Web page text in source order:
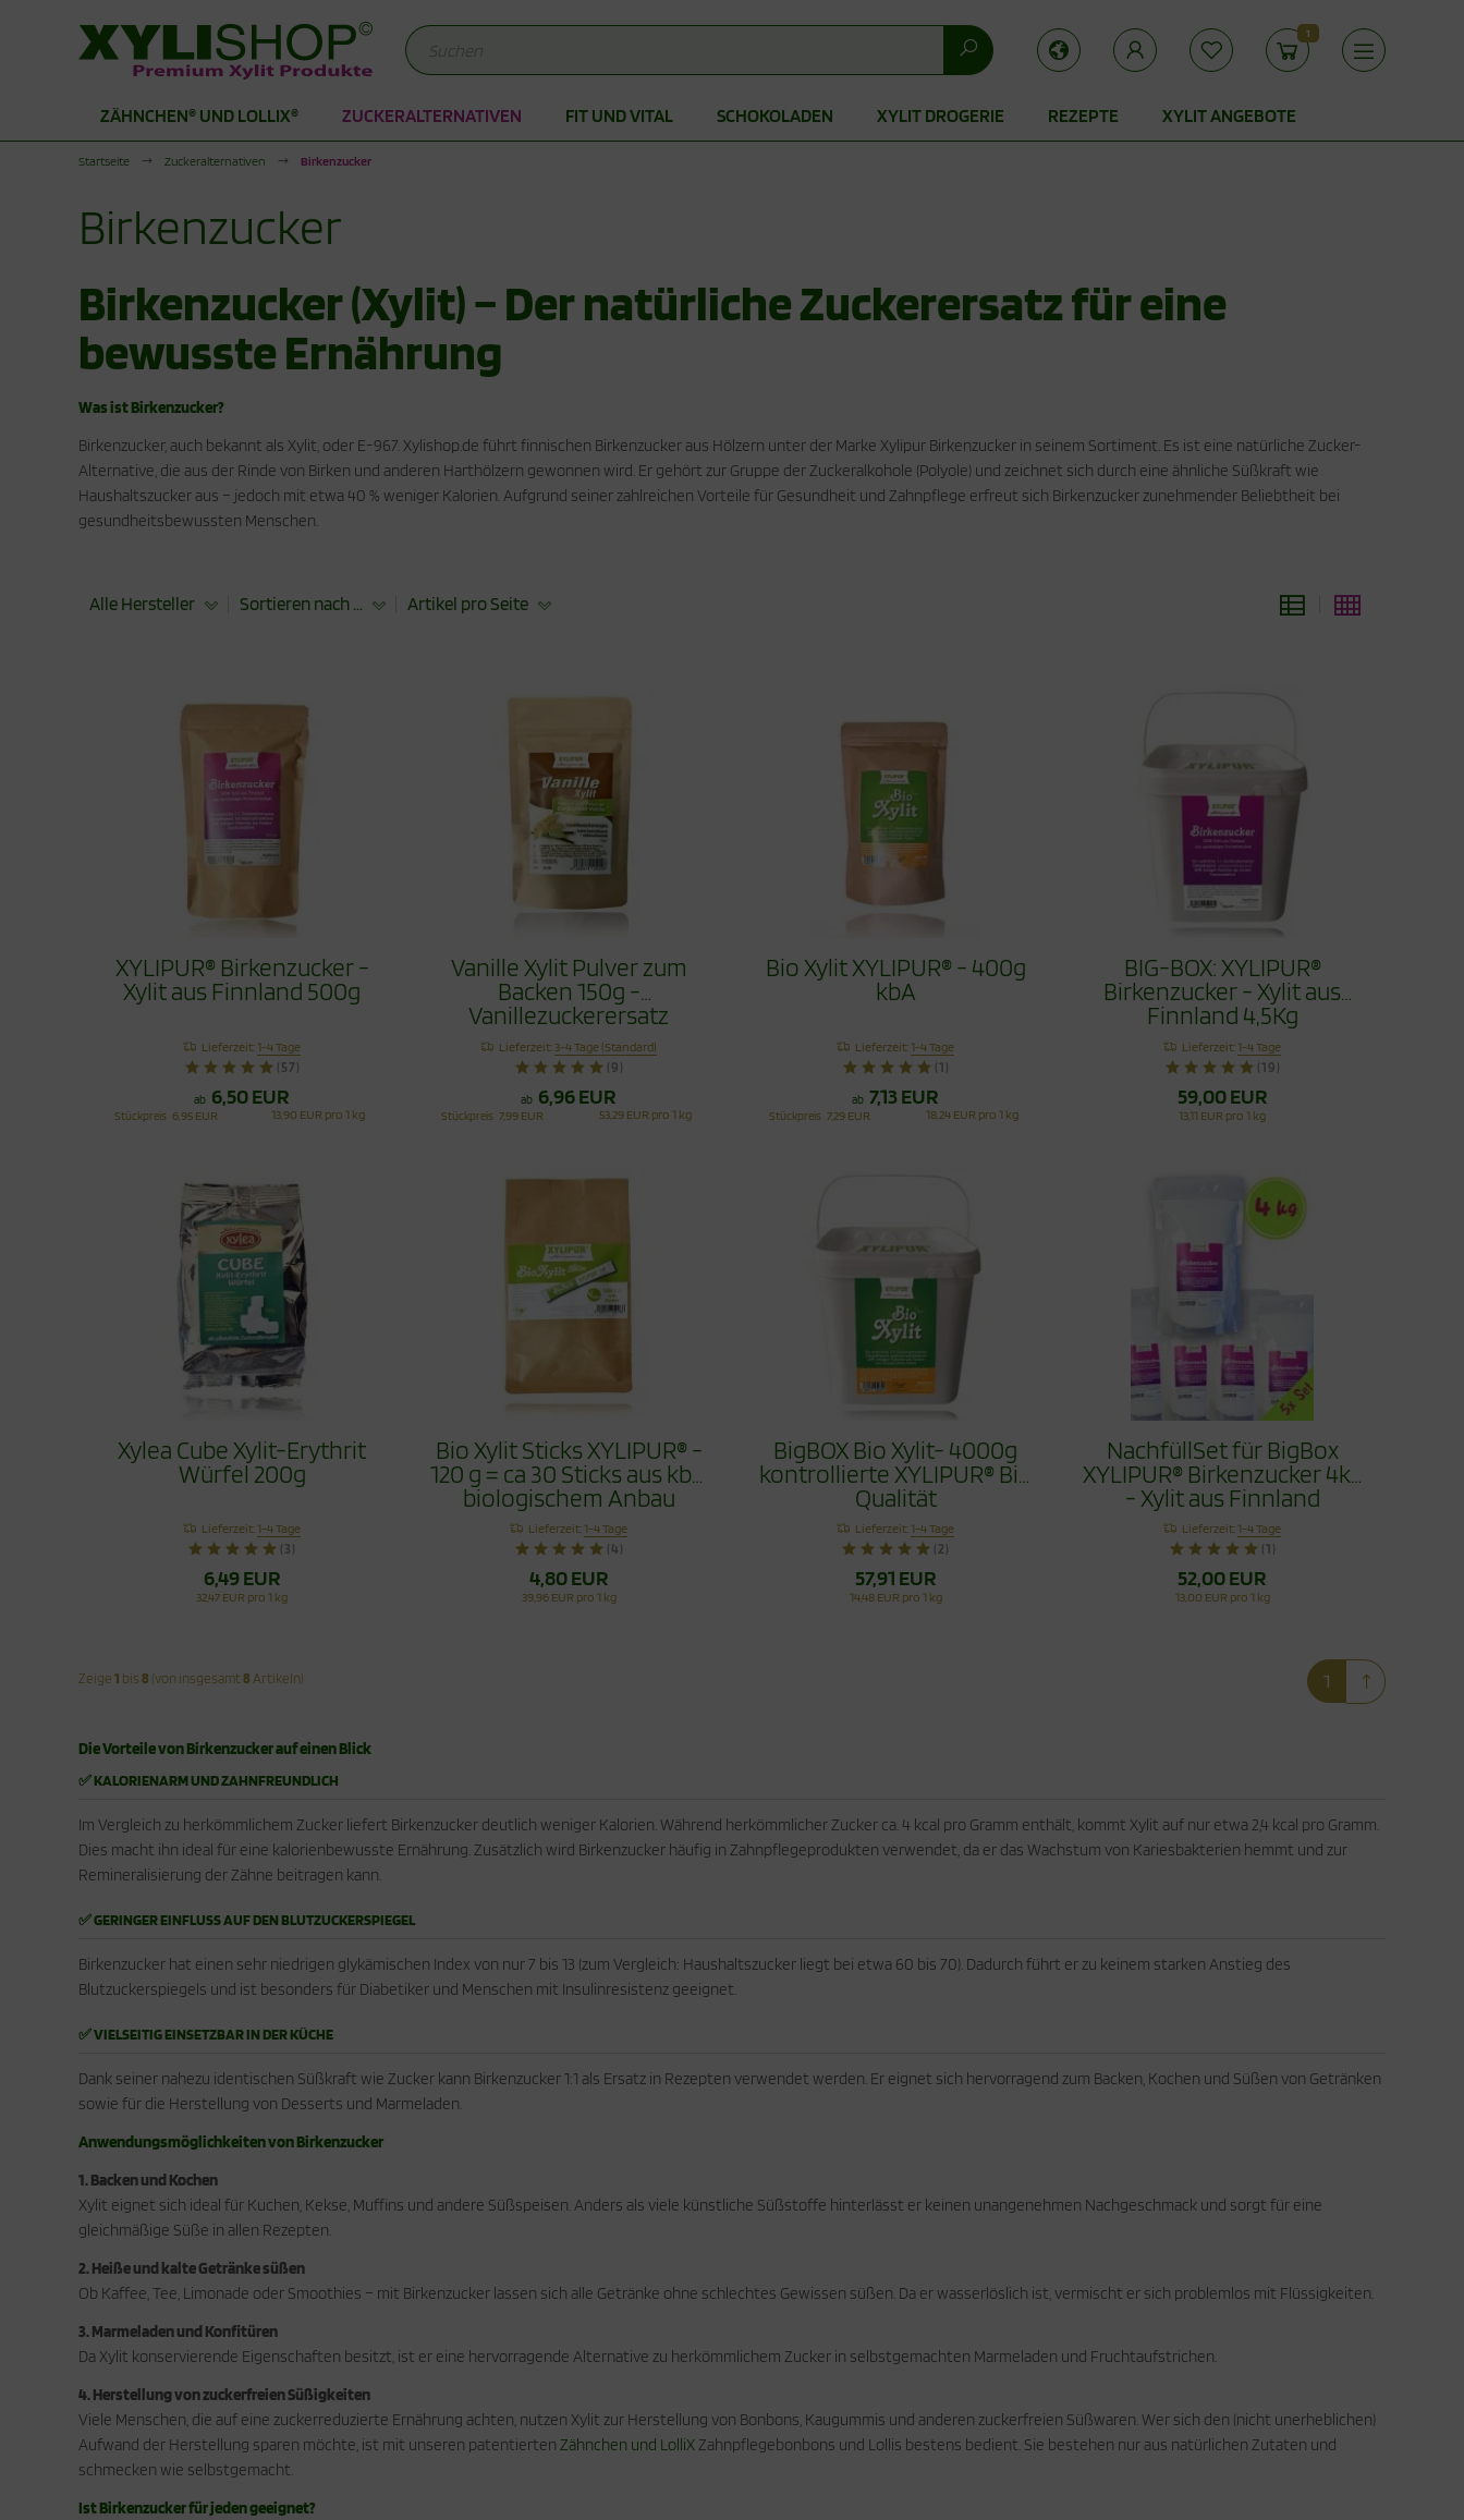
1
ZÄHNCHEN® UND LOLLIX® ZUCKERALTERNATIVEN FIT UND VITAL SCHOKOLADEN XYLIT DROGERIE REZEPTE XYLIT ANGEBOTE
Startseite Zuckeralternativen Birkenzucker
Birkenzucker
Birkenzucker (Xylit) – Der natürliche Zuckerersatz für eine
bewusste Ernährung
Was ist Birkenzucker?
Birkenzucker, auch bekannt als Xylit, oder E-967. Xylishop.de führt finnischen Birkenzucker aus Hölzern unter der Marke Xylipur Birkenzucker in seinem Sortiment. Es ist eine natürliche Zucker-
Alternative, die aus der Rinde von Birken und anderen Harthölzern gewonnen wird. Er gehört zur Gruppe der Zuckeralkohole (Polyole) und zeichnet sich durch eine ähnliche Süßkraft wie
Haushaltszucker aus – jedoch mit etwa 40 % weniger Kalorien. Aufgrund seiner zahlreichen Vorteile für Gesundheit und Zahnpflege erfreut sich Birkenzucker zunehmender Beliebtheit bei
gesundheitsbewussten Menschen.
Alle Hersteller Sortieren nach ... Artikel pro Seite
XYLIPUR® Birkenzucker -
Xylit aus Finnland 500g
Lieferzeit:1-4 Tage
(57)
ab 6,50 EUR
Stückpreis 6,95 EUR 13,90 EUR pro 1 kg
Vanille Xylit Pulver zum
Backen 150g -
Vanillezuckerersatz
Lieferzeit: 3-4 Tage (Standard)
(9)
ab 6,96 EUR
Stückpreis 7,99 EUR 53,29 EUR pro 1 kg
Bio Xylit XYLIPUR® - 400g
kbA
Lieferzeit:1-4 Tage
(1)
ab 7,13 EUR
Stückpreis 7,29 EUR 18,24 EUR pro 1 kg
BIG-BOX: XYLIPUR®
Birkenzucker - Xylit aus
Finnland 4,5Kg
Lieferzeit:1-4 Tage
(19)
59,00 EUR
13,11 EUR pro 1 kg
Xylea Cube Xylit-Erythrit
Würfel 200g
Lieferzeit:1-4 Tage
(3)
6,49 EUR
32,47 EUR pro 1 kg
Bio Xylit Sticks XYLIPUR® -
120 g = ca 30 Sticks aus kbA
biologischem Anbau
Lieferzeit:1-4 Tage
(4)
4,80 EUR
39,96 EUR pro 1 kg
BigBOX Bio Xylit- 4000g
kontrollierte XYLIPUR® Bio
Qualität
Lieferzeit:1-4 Tage
(2)
57,91 EUR
14,48 EUR pro 1 kg
NachfüllSet für BigBox
XYLIPUR® Birkenzucker 4kg
- Xylit aus Finnland
Lieferzeit:1-4 Tage
(1)
52,00 EUR
13,00 EUR pro 1 kg
Zeige 1 bis 8 (von insgesamt8 Artikeln) 1
Die Vorteile von Birkenzucker auf einen Blick
✅ KALORIENARM UND ZAHNFREUNDLICH
Im Vergleich zu herkömmlichem Zucker liefert Birkenzucker deutlich weniger Kalorien. Während herkömmlicher Zucker ca. 4 kcal pro Gramm enthält, kommt Xylit auf nur etwa 2,4 kcal pro Gramm.
Dies macht ihn ideal für eine kalorienbewusste Ernährung. Zusätzlich wird Birkenzucker häufig in Zahnpflegeprodukten verwendet, da er das Wachstum von Kariesbakterien hemmt und zur
Remineralisierung der Zähne beitragen kann.
✅ GERINGER EINFLUSS AUF DEN BLUTZUCKERSPIEGEL
Birkenzucker hat einen sehr niedrigen glykämischen Index von nur 7 bis 13 (zum Vergleich: Haushaltszucker liegt bei etwa 60 bis 70). Dadurch führt er zu keinem starken Anstieg des
Blutzuckerspiegels und ist besonders für Diabetiker und Menschen mit Insulinresistenz geeignet.
✅ VIELSEITIG EINSETZBAR IN DER KÜCHE
Dank seiner nahezu identischen Süßkraft wie Zucker kann Birkenzucker 1:1 als Ersatz in Rezepten verwendet werden. Er eignet sich hervorragend zum Backen, Kochen und Süßen von Getränken
sowie für die Herstellung von Desserts und Marmeladen.
Anwendungsmöglichkeiten von Birkenzucker
1. Backen und Kochen
Xylit eignet sich ideal für Kuchen, Kekse, Muffins und andere Süßspeisen. Anders als viele künstliche Süßstoffe hinterlässt er keinen unangenehmen Nachgeschmack und sorgt für eine
gleichmäßige Süße in allen Rezepten.
2. Heiße und kalte Getränke süßen
Ob Kaffee, Tee, Limonade oder Smoothies – mit Birkenzucker lassen sich alle Getränke ohne schlechtes Gewissen süßen. Da er wasserlöslich ist, vermischt er sich problemlos mit Flüssigkeiten.
3. Marmeladen und Konfitüren
Da Xylit konservierende Eigenschaften besitzt, ist er eine hervorragende Alternative zu herkömmlichem Zucker in selbstgemachten Marmeladen und Fruchtaufstrichen.
4. Herstellung von zuckerfreien Süßigkeiten
Viele Menschen, die auf eine zuckerreduzierte Ernährung achten, nutzen Xylit zur Herstellung von Bonbons, Kaugummis und anderen zuckerfreien Süßwaren. Wer sich den (nicht unerheblichen)
Aufwand der Herstellung sparen möchte, ist mit unseren patentierten Zähnchen und LolliXZahnpflegebonbons und Lollis bestens bedient. Sie bestehen nur aus natürlichen Zutaten und
schmecken wie selbstgemacht.
Ist Birkenzucker für jeden geeignet?